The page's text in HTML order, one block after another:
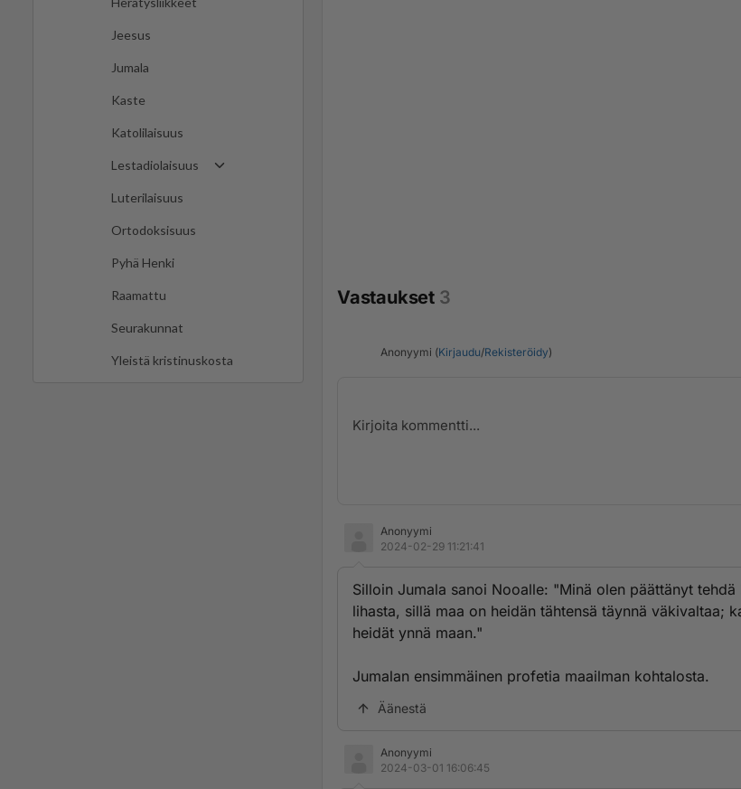
Jeesus
Jumala
Kaste
Katolilaisuus
Lestadiolaisuus
Luterilaisuus
Ortodoksisuus
Pyhä Henki
Raamattu
Seurakunnat
Yleistä kristinuskosta
Vastaukset 3
Anonyymi (Kirjaudu/Rekisteröidy)
Anonyymi
2024-02-29 11:21:41
Silloin Jumala sanoi Nooalle: "Minä olen päättänyt tehdä
lihasta, sillä maa on heidän tähtensä täynnä väkivaltaa;
heidät ynnä maan."
Jumalan ensimmäinen profetia maailman kohtalosta.
Äänestä
Anonyymi
2024-03-01 16:06:45